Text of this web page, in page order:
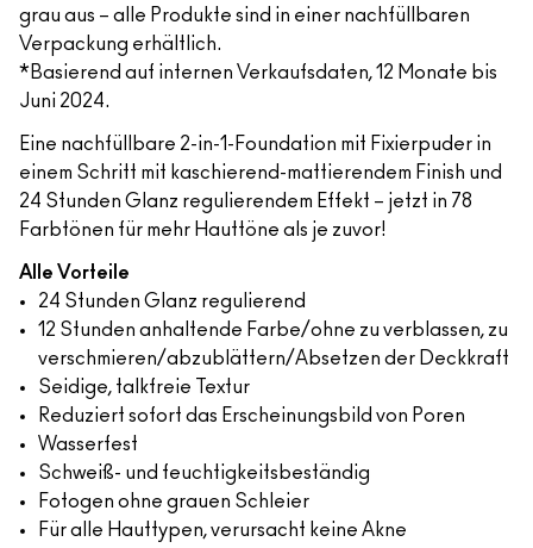
grau aus – alle Produkte sind in einer nachfüllbaren
Verpackung erhältlich.
*Basierend auf internen Verkaufsdaten, 12 Monate bis
Juni 2024.
Eine nachfüllbare 2-in-1-Foundation mit Fixierpuder in
einem Schritt mit kaschierend-mattierendem Finish und
24 Stunden Glanz regulierendem Effekt – jetzt in 78
Farbtönen für mehr Hauttöne als je zuvor!
Alle Vorteile
24 Stunden Glanz regulierend
12 Stunden anhaltende Farbe/ohne zu verblassen, zu
verschmieren/abzublättern/Absetzen der Deckkraft
Seidige, talkfreie Textur
Reduziert sofort das Erscheinungsbild von Poren
Wasserfest
Schweiß- und feuchtigkeitsbeständig
Fotogen ohne grauen Schleier
Für alle Hauttypen, verursacht keine Akne